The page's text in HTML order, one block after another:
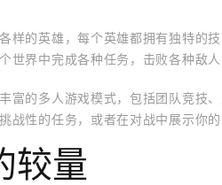
样的英雄，每个英雄都拥有独特的
世界中完成各种任务，击败各种敌
富的多人游戏模式，包括团队竞技
战性的任务，或者在对战中展示你的
较量